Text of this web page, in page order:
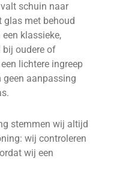
schuin naar
glas met behoud
klassieke,
bij oudere of
lichtere ingreep
geen aanpassing
stemmen wij altijd
wij controleren
wij een